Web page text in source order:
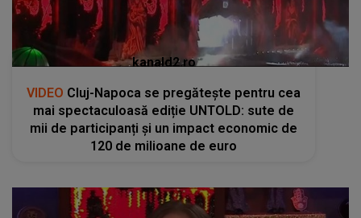
kanald2.ro
VIDEO Cluj-Napoca se pregătește pentru cea
mai spectaculoasă ediție UNTOLD: sute de
mii de participanți și un impact economic de
120 de milioane de euro